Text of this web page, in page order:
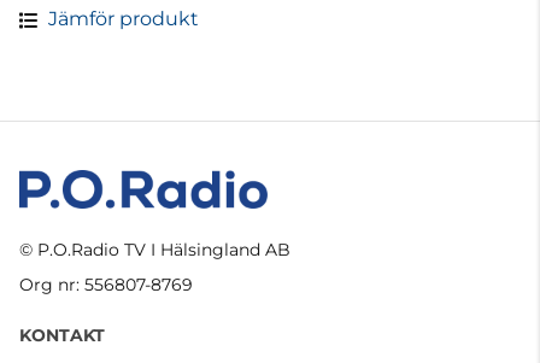
Jämför produkt
© P.O.Radio TV I Hälsingland AB
Org nr: 556807-8769
KONTAKT